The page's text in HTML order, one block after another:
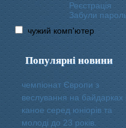
Реєстрація
Забули
чужий комп'ютер
Популярні новини
чемпіонат Європи з
веслування на байдарках і
каное серед юніорів та
молоді до 23 років.